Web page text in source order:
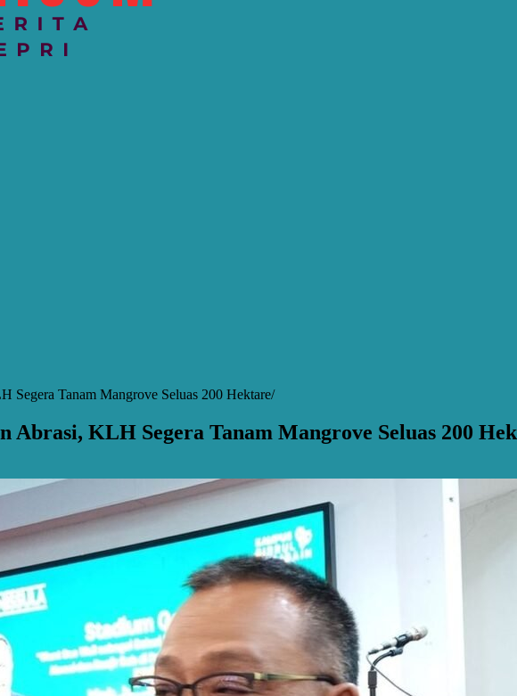
Segera Tanam Mangrove Seluas 200 Hektare
Abrasi, KLH Segera Tanam Mangrove Seluas 200